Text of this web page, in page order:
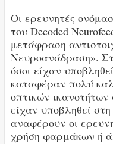
Οι ερευνητές
του Decoded
μετάφραση
Νευροανάδραση».
όσοι είχαν
καταφέραν πολύ
οπτικών
είχαν υποβληθεί
αναφέρουν οι
χρήση φαρμάκων ή